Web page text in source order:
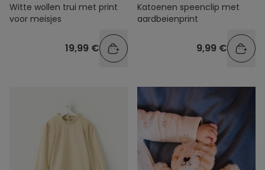
Witte wollen trui met print
voor meisjes
19,99 €
Katoenen speenclip met
aardbeienprint
9,99 €